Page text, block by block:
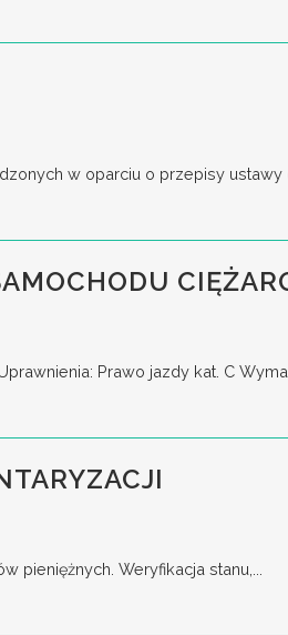
w oparciu o przepisy ustawy
Prawo jazdy kat. C
Weryfikacja stanu,...